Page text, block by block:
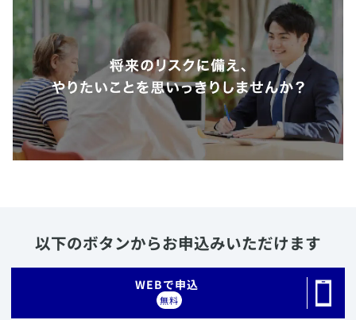
以下のボタンからお申込みいただけます
​WEBで申込
無料